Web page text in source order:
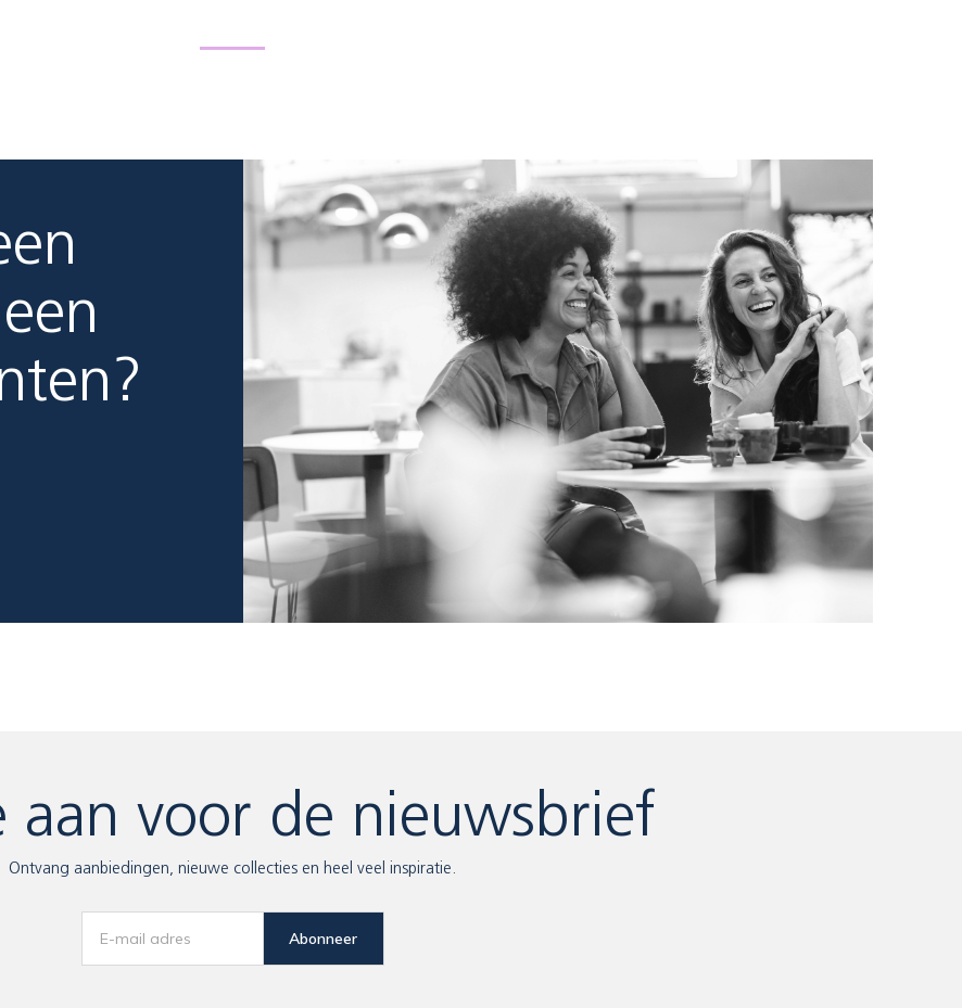
aan voor de nieuwsbrief
Ontvang aanbiedingen, nieuwe collecties en heel veel inspiratie.
Abonneer